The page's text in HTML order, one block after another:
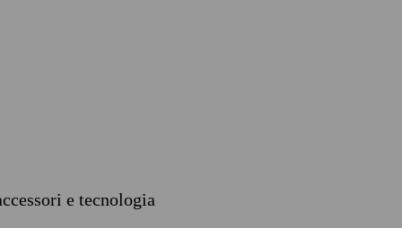
e tecnologia